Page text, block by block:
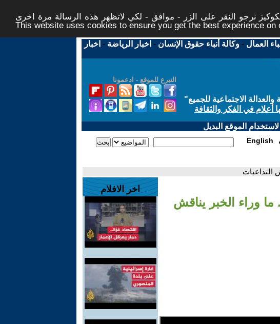
نرجو النقر على الزر - موافق - لكي لاتظهر هذه الرسالة مرة اخرى -
This website uses cookies to ensure you get the best experience on
العمال -وكالة أنباء حقوق الإنسان - اخبار الرياضة - اخبار
التبرع للموقع - ادعمونا
الاجتماعية للجميع"
أعلام في الفكر والثقافة
الموقع البديل
English
التداعيات
ما وراء الخبر يناقش
اخر الافلام